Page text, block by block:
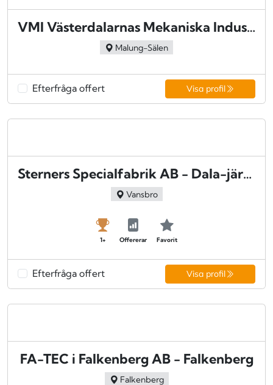
VMI Västerdalarnas Mekaniska Industri AB - Malung
Malung-Sälen
Efterfråga offert Visa profil
Sterners Specialfabrik AB - Dala-järna
Vansbro
1+ Offererar Favorit
Efterfråga offert Visa profil
FA-TEC i Falkenberg AB - Falkenberg
Falkenberg